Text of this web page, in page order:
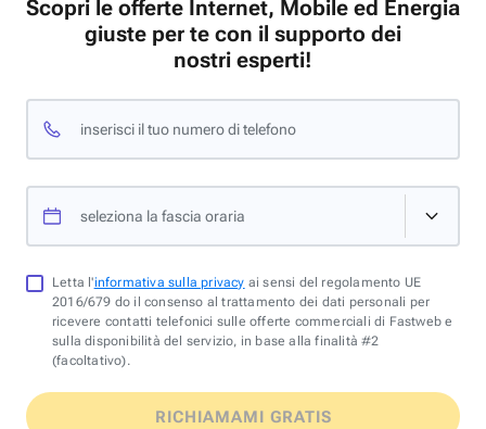
Scopri le offerte Internet, Mobile ed Energia
giuste per te con il supporto dei
nostri esperti!
inserisci il tuo numero di telefono
seleziona la fascia oraria
Letta l'informativa sulla privacy ai sensi del regolamento UE
2016/679 do il consenso al trattamento dei dati personali per
ricevere contatti telefonici sulle offerte commerciali di Fastweb e
sulla disponibilità del servizio, in base alla finalità #2
(facoltativo).
RICHIAMAMI GRATIS